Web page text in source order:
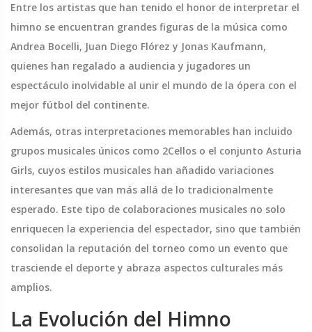
Entre los artistas que han tenido el honor de interpretar el
himno se encuentran grandes figuras de la música como
Andrea Bocelli, Juan Diego Flórez y Jonas Kaufmann,
quienes han regalado a audiencia y jugadores un
espectáculo inolvidable al unir el mundo de la ópera con el
mejor fútbol del continente.
Además, otras interpretaciones memorables han incluido
grupos musicales únicos como 2Cellos o el conjunto Asturia
Girls, cuyos estilos musicales han añadido variaciones
interesantes que van más allá de lo tradicionalmente
esperado. Este tipo de colaboraciones musicales no solo
enriquecen la experiencia del espectador, sino que también
consolidan la reputación del torneo como un evento que
trasciende el deporte y abraza aspectos culturales más
amplios.
La Evolución del Himno